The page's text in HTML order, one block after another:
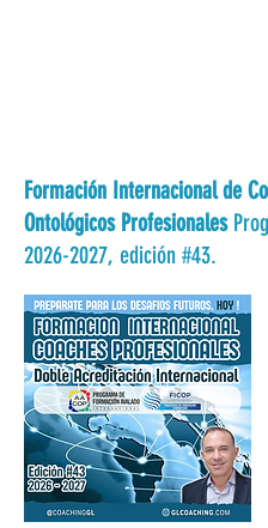
Formación Internacional de
Ontológicos Profesionales
2026-2027, edición #43.